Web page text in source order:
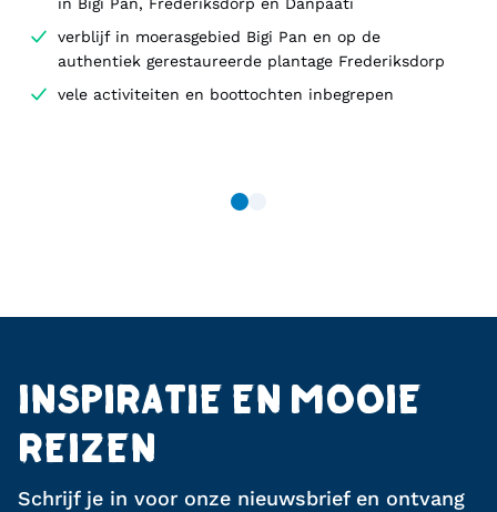
verblijf in moerasgebied Bigi Pan en op de
authentiek gerestaureerde plantage Frederiksdorp
vele activiteiten en boottochten inbegrepen
INSPIRATIE EN MOOIE
REIZEN
Schrijf je in voor onze nieuwsbrief en ontvang